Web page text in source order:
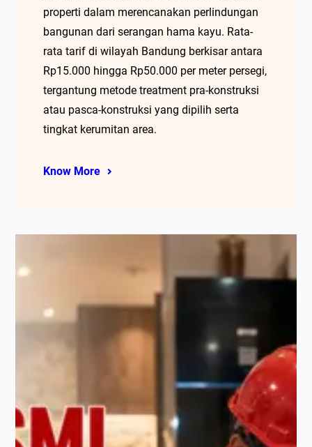
properti dalam merencanakan perlindungan
bangunan dari serangan hama kayu. Rata-
rata tarif di wilayah Bandung berkisar antara
Rp15.000 hingga Rp50.000 per meter persegi,
tergantung metode treatment pra-konstruksi
atau pasca-konstruksi yang dipilih serta
tingkat kerumitan area.
Know More